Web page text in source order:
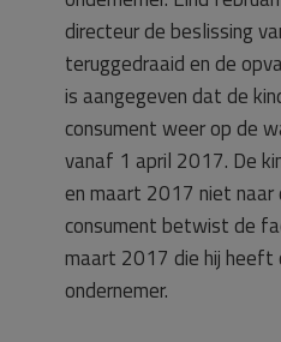
directeur de beslissing
teruggedraaid en de
is aangegeven dat de
consument weer op de
vanaf 1 april 2017. De
en maart 2017 niet naar
consument betwist de
maart 2017 die hij heeft
ondernemer.